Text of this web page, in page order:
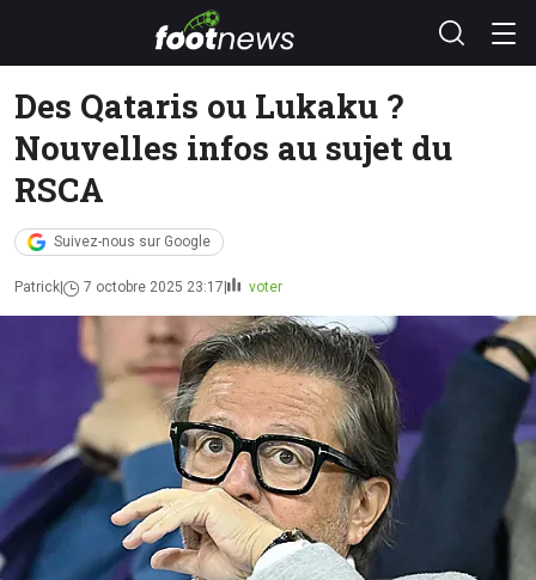
Des Qataris ou Lukaku ?
Nouvelles infos au sujet du
RSCA
Suivez-nous sur Google
Patrick 7 octobre 2025 23:17 voter